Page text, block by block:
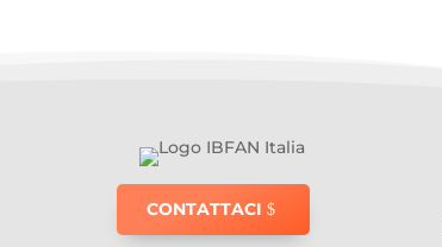
CONTATTACI